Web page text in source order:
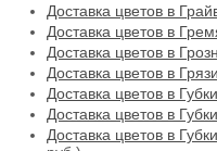
Доставка цветов в
Доставка цветов в
Доставка цветов в
Доставка цветов в Грязи
Доставка цветов в
Доставка цветов в
Доставка цветов в